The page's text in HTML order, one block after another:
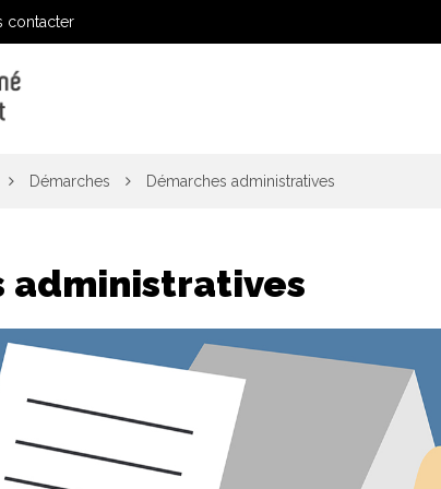
contacter
Démarches Démarches administratives
administratives